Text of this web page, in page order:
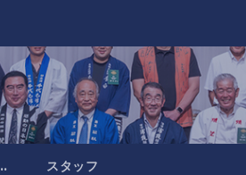
スタッフ